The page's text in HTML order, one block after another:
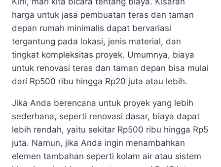
harga untuk jasa pembuatan teras dan taman
depan rumah minimalis dapat bervariasi
tergantung pada lokasi, jenis material, dan
tingkat kompleksitas proyek. Umumnya, biaya
untuk renovasi teras dan taman depan bisa mulai
dari Rp500 ribu hingga Rp20 juta atau lebih.
Jika Anda berencana untuk proyek yang lebih
sederhana, seperti renovasi dasar, biaya dapat
lebih rendah, yaitu sekitar Rp500 ribu hingga Rp5
juta. Namun, jika Anda ingin menambahkan
elemen tambahan seperti kolam air atau sistem